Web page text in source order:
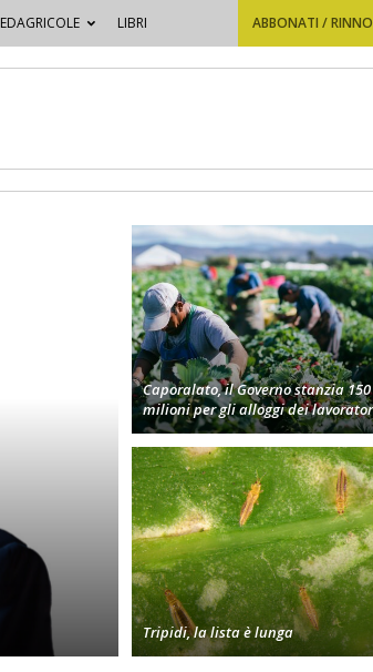
EDAGRICOLE LIBRI ABBONATI /
Caporalato, il Governo stanzia 150
milioni per gli alloggi dei
Tripidi, la lista è lunga